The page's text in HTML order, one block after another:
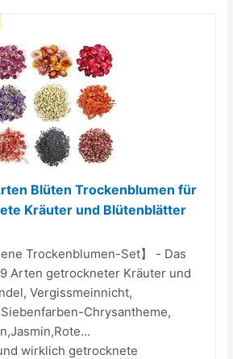
Blüten Trockenblumen für
Kräuter und Blütenblätter
Trockenblumen-Set】 - Das
Arten getrockneter Kräuter und
Vergissmeinnicht,
Chrysantheme,
wirklich getrocknete